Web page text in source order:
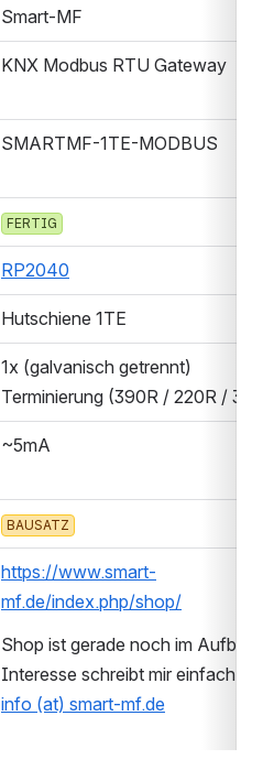
Smart-MF
KNX Modbus RTU Gateway
SMARTMF-1TE-MODBUS
FERTIG
RP2040
Hutschiene 1TE
1x (galvanisch getrennt)
Terminierung (390R / 220R /
~5mA
BAUSATZ
https://www.smart-
mf.de/index.php/shop/
Shop ist gerade noch im Aufbau.
info (at) smart-mf.de